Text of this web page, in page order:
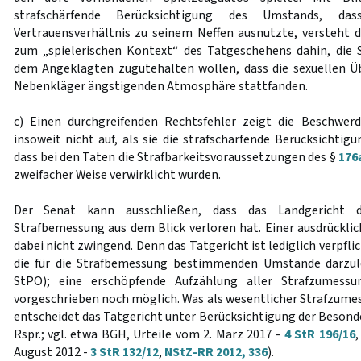
strafschärfende Berücksichtigung des Umstands,
Vertrauensverhältnis zu seinem Neffen ausnutzte, versteht
zum „spielerischen Kontext“ des Tatgeschehens dahin,
dem Angeklagten zugutehalten wollen, dass die sexuellen
Nebenkläger ängstigenden Atmosphäre stattfanden.
c) Einen durchgreifenden Rechtsfehler zeigt die
insoweit nicht auf, als sie die strafschärfende
dass bei den Taten die Strafbarkeitsvoraussetzungen des §
zweifacher Weise verwirklicht wurden.
Der Senat kann ausschließen, dass das Landgericht
Strafbemessung aus dem Blick verloren hat. Einer
dabei nicht zwingend. Denn das Tatgericht ist lediglich
die für die Strafbemessung bestimmenden Umstände
StPO); eine erschöpfende Aufzählung aller
vorgeschrieben noch möglich. Was als wesentlicher
entscheidet das Tatgericht unter Berücksichtigung der
Rspr.; vgl. etwa BGH, Urteile vom 2. März 2017 - 4 StR 196/16
August 2012 -3 StR 132/12, NStZ-RR 2012, 336).